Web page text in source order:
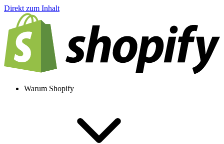
Direkt zum Inhalt
Warum Shopify